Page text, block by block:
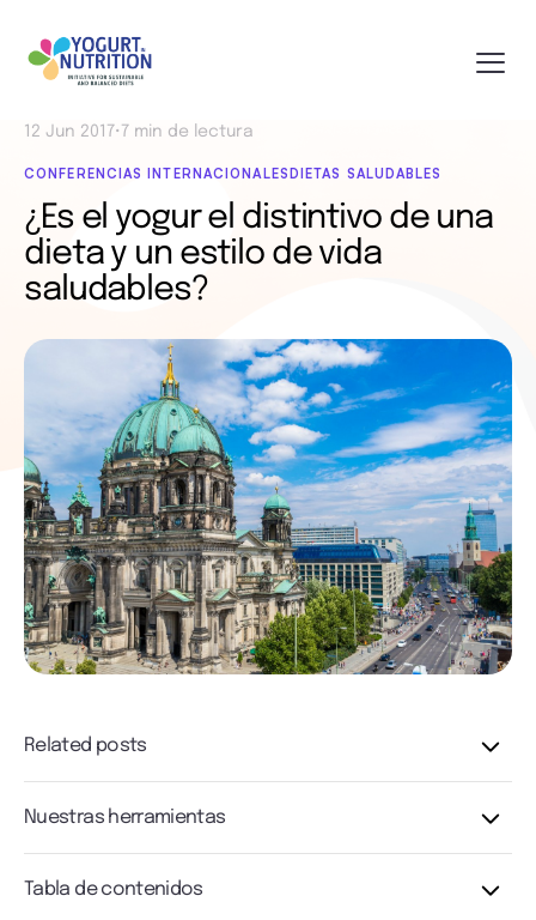
12 Jun 2017• 7 min de lectura
CONFERENCIAS INTERNACIONALES DIETAS SALUDABLES
¿Es el yogur el distintivo de una
dieta y un estilo de vida
saludables?
Related posts
Nuestras herramientas
Tabla de contenidos